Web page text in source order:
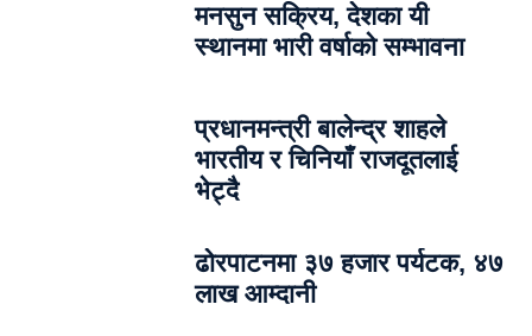
मनसुन सक्रिय, देशका यी
स्थानमा भारी वर्षाको सम्भावना
प्रधानमन्त्री बालेन्द्र शाहले
भारतीय र चिनियाँ राजदूतलाई
भेट्दै
ढोरपाटनमा ३७ हजार पर्यटक, ४७
लाख आम्दानी